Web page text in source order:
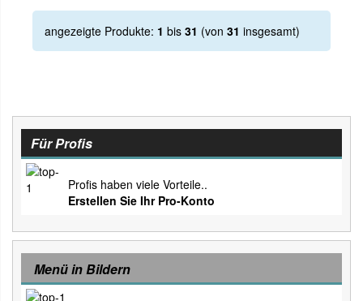
angezeigte Produkte: 1 bis 31 (von 31 insgesamt)
Für Profis
Profis haben viele Vorteile..
Erstellen Sie Ihr Pro-Konto
Menü in Bildern